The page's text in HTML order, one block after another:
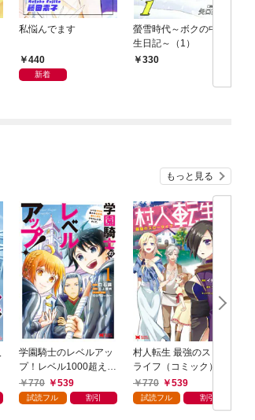
私悩んでます
440
新着
螢雪時代～ボクの中学
生日記～（1）
330
もっと見る
学園騎士のレベルアッ
プ！レベル1000超えの
転生者、落ちこぼれク
ラスに入学。そして、
770 539
試読フル 割引
村人転生 最強のスロー
ライフ（コミック） 1
770
539
試読フル 割引